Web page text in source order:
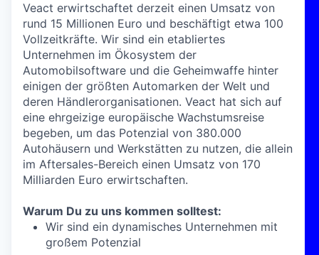
Veact erwirtschaftet derzeit einen Umsatz von
rund 15 Millionen Euro und beschäftigt etwa 100
Vollzeitkräfte. Wir sind ein etabliertes
Unternehmen im Ökosystem der
Automobilsoftware und die Geheimwaffe hinter
einigen der größten Automarken der Welt und
deren Händlerorganisationen. Veact hat sich auf
eine ehrgeizige europäische Wachstumsreise
begeben, um das Potenzial von 380.000
Autohäusern und Werkstätten zu nutzen, die allein
im Aftersales-Bereich einen Umsatz von 170
Milliarden Euro erwirtschaften.
Warum Du zu uns kommen solltest:
Wir sind ein dynamisches Unternehmen mit
großem Potenzial